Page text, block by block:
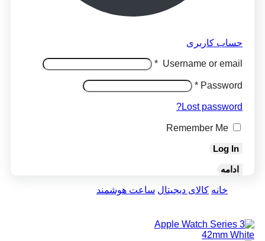
حساب کاربری
Username or email
*
Password
*
Lost password?
Remember Me
Log In
ادامه
خانه کالای دیجیتال ساعت هوشمند